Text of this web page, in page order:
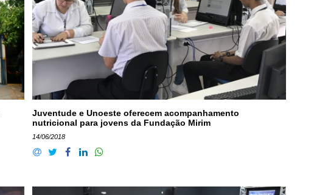
Juventude e Unoeste oferecem acompanhamento
nutricional para jovens da Fundação Mirim
14/06/2018